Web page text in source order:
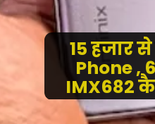
15 हजार
Phone ,
IMX682